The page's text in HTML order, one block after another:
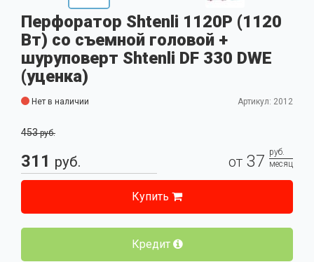
Перфоратор Shtenli 1120P (1120
Вт) со съемной головой +
шуруповерт Shtenli DF 330 DWE
(уценка)
Нет в наличии Артикул: 2012
453руб.
311 руб. от 37 руб.
месяц
Купить
Кредит